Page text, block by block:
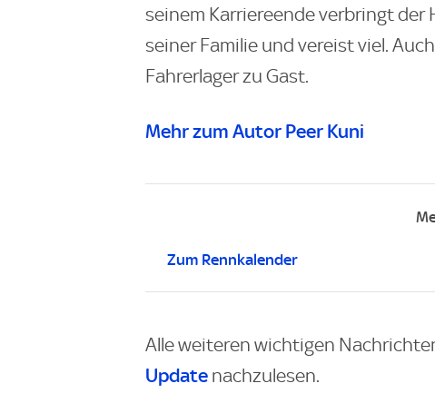
seinem Karriereende verbringt
seiner Familie und vereist viel.
Fahrerlager zu Gast.
Mehr zum Autor Peer Kuni
Zum Rennkalender
Alle weiteren wichtigen
Update nachzulesen.